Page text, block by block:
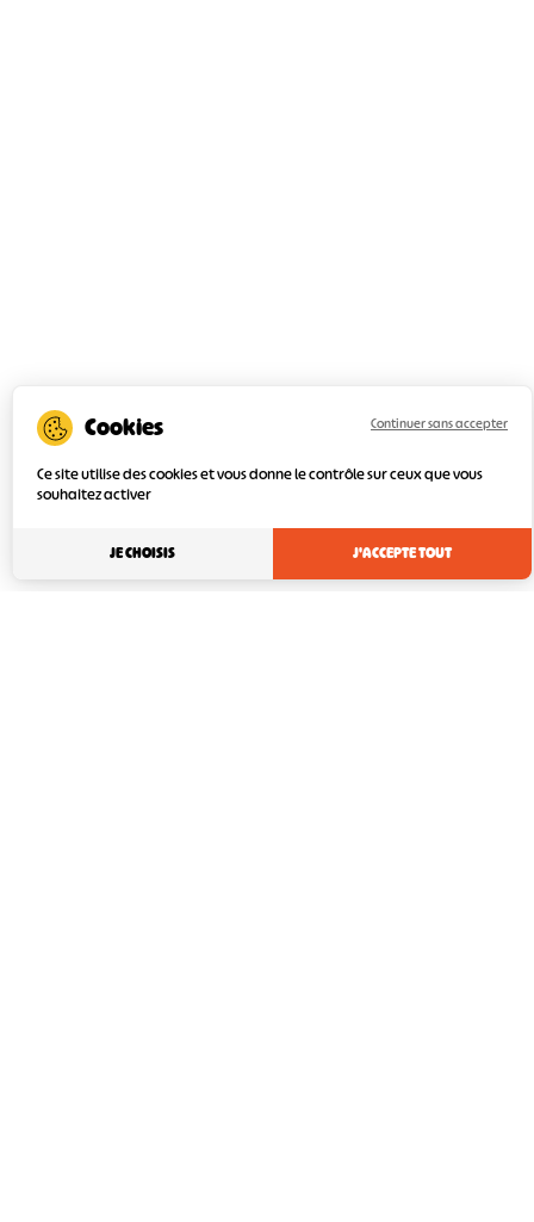
Ce site utilise des cookies et vous donne le contrôle sur ceux que vous
souhaitez activer
J'ACCEPTE TOUT
Continuer sans accepter
JE CHOISIS